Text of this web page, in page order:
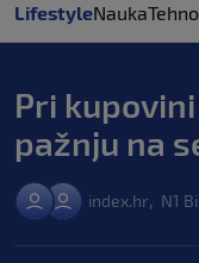
LifestyleNauka
Pri
pažnju na
index.hr, N1